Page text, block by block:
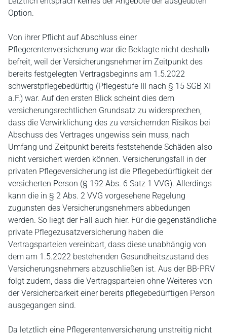
Option.
Von ihrer Pflicht auf Abschluss einer
Pflegerentenversicherung war die Beklagte nicht deshalb
befreit, weil der Versicherungsnehmer im Zeitpunkt des
bereits festgelegten Vertragsbeginns am 1.5.2022
schwerstpflegebedürftig (Pflegestufe III nach § 15 SGB XI
a.F.) war. Auf den ersten Blick scheint dies dem
versicherungsrechtlichen Grundsatz zu widersprechen,
dass die Verwirklichung des zu versichernden Risikos bei
Abschuss des Vertrages ungewiss sein muss, nach
Umfang und Zeitpunkt bereits feststehende Schäden also
nicht versichert werden können. Versicherungsfall in der
privaten Pflegeversicherung ist die Pflegebedürftigkeit der
versicherten Person (§ 192 Abs. 6 Satz 1 VVG). Allerdings
kann die in § 2 Abs. 2 VVG vorgesehene Regelung
zugunsten des Versicherungsnehmers abbedungen
werden. So liegt der Fall auch hier. Für die gegenständliche
private Pflegezusatzversicherung haben die
Vertragsparteien vereinbart, dass diese unabhängig von
dem am 1.5.2022 bestehenden Gesundheitszustand des
Versicherungsnehmers abzuschließen ist. Aus der BB-PRV
folgt zudem, dass die Vertragsparteien ohne Weiteres von
der Versicherbarkeit einer bereits pflegebedürftigen Person
ausgegangen sind.
Da letztlich eine Pflegerentenversicherung unstreitig nicht